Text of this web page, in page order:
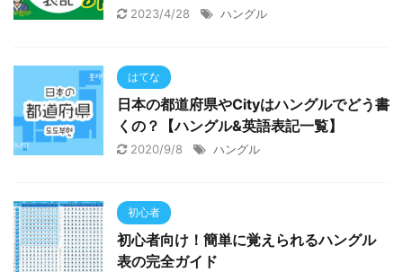
2023/4/28 ハングル
はてな
日本の都道府県やCityはハングルでどう書
くの？【ハングル&英語表記一覧】
2020/9/8 ハングル
初心者
初心者向け！簡単に覚えられるハングル
表の完全ガイド